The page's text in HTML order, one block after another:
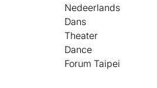
Nedeerlands
Dans
Theater
Dance
Forum Taipei